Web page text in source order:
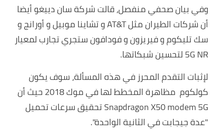
وفي بيان صحفي منفصل، قالت شركة سان دييغو أيضا
أن شركات الطيران مثل AT&T و تشاينا موبيل و أورانج و
سك تليكوم و فيريزون و فودافون ستجري تجارب لمعيار
5G NR لتحسين شبكاتها.
لإثبات التقدم المحرز في هذه المسألة، سوف يكون
كولكوم مظاهرة المخطط لها في موك 2018 حيث أن
Snapdragon X50 modem 5G تحقيق سرعات تحميل
"عدة جيجابت في الثانية الواحدة".